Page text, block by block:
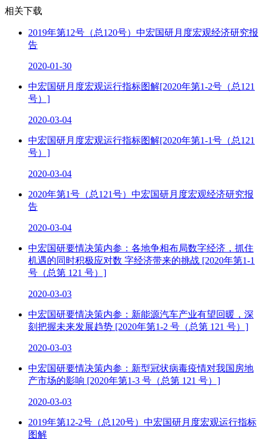
相关下载
2019年第12号（总120号）中宏国研月度宏观经济研究报
告
2020-01-30
中宏国研月度宏观运行指标图解[2020年第1-2号（总121
号）]
2020-03-04
中宏国研月度宏观运行指标图解[2020年第1-1号（总121
号）]
2020-03-04
2020年第1号（总121号）中宏国研月度宏观经济研究报
告
2020-03-04
中宏国研要情决策内参：各地争相布局数字经济，抓住
机遇的同时积极应对数 字经济带来的挑战 [2020年第1-1
号（总第 121 号）]
2020-03-03
中宏国研要情决策内参：新能源汽车产业有望回暖，深
刻把握未来发展趋势 [2020年第1-2 号（总第 121 号）]
2020-03-03
中宏国研要情决策内参：新型冠状病毒疫情对我国房地
产市场的影响 [2020年第1-3 号（总第 121 号）]
2020-03-03
2019年第12-2号（总120号）中宏国研月度宏观运行指标
图解